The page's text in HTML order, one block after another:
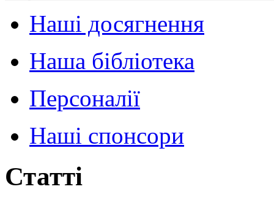
Наші досягнення
Наша бібліотека
Персоналії
Наші спонсори
Статті